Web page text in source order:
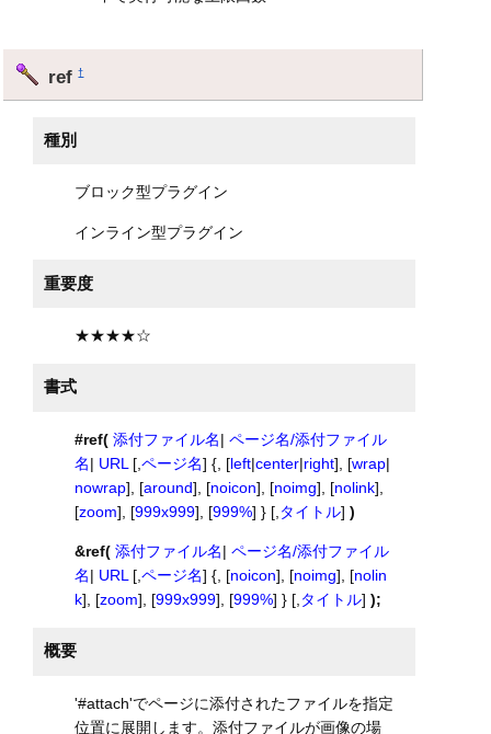
ref†
種別
ブロック型プラグイン
インライン型プラグイン
重要度
★★★★☆
書式
#ref( 添付ファイル名|ページ名/添付ファイル
名| URL [,ページ名] {, [left|center|right], [wrap|
nowrap], [around], [noicon], [noimg], [nolink],
[zoom], [999x999], [999%] } [, タイトル])
&ref( 添付ファイル名|ページ名/添付ファイル
名| URL[,ページ名] {, [noicon], [noimg], [nolin
k], [zoom], [999x999], [999%] } [,タイトル]);
概要
'#attach'でページに添付されたファイルを指定
位置に展開します。添付ファイルが画像の場